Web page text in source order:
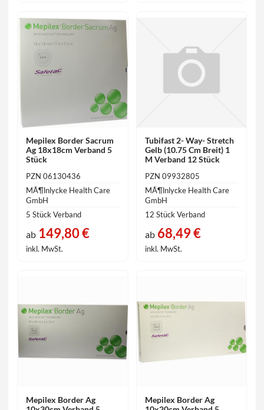
Mepilex Border Sacrum
Ag 18x18cm Verband 5
Stück
PZN 06130436
MÃ¶lnlycke Health Care
GmbH
5 Stück Verband
ab 149,80 €
inkl. MwSt.
Tubifast 2- Way- Stretch
Gelb (10.75 Cm Breit) 1
M Verband 12 Stück
PZN 09932805
MÃ¶lnlycke Health Care
GmbH
12 Stück Verband
ab68,49 €
inkl. MwSt.
Mepilex Border Ag
Mepilex Border Ag